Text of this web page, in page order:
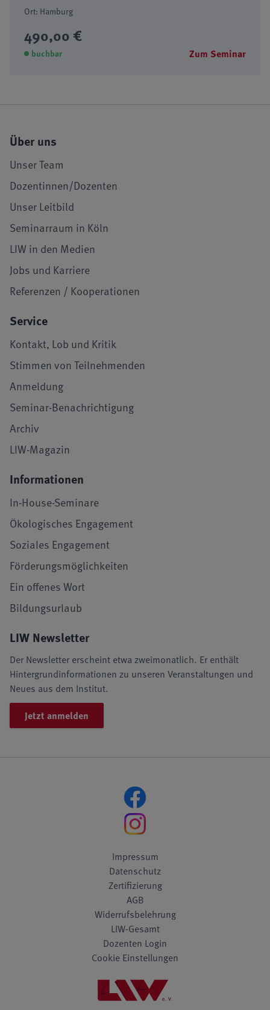
Ort: Hamburg
490,00 €
buchbar Zum Seminar
Über uns
Unser Team
Dozentinnen/Dozenten
Unser Leitbild
Seminarraum in Köln
LIW in den Medien
Jobs und Karriere
Referenzen / Kooperationen
Service
Kontakt, Lob und Kritik
Stimmen von Teilnehmenden
Anmeldung
Seminar-Benachrichtigung
Archiv
LIW-Magazin
Informationen
In-House-Seminare
Ökologisches Engagement
Soziales Engagement
Förderungsmöglichkeiten
Ein offenes Wort
Bildungsurlaub
LIW Newsletter
Der Newsletter erscheint etwa zweimonatlich. Er enthält
Hintergrundinformationen zu unseren Veranstaltungen und
Neues aus dem Institut.
Jetzt anmelden
Impressum
Datenschutz
Zertifizierung
AGB
Widerrufsbelehrung
LIW-Gesamt
Dozenten Login
Cookie Einstellungen